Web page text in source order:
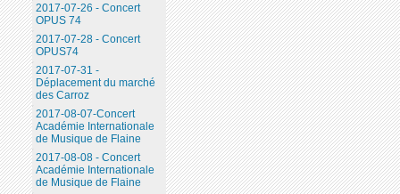
2017-07-26 - Concert
OPUS 74
2017-07-28 - Concert
OPUS74
2017-07-31 -
Déplacement du marché
des Carroz
2017-08-07-Concert
Académie Internationale
de Musique de Flaine
2017-08-08 - Concert
Académie Internationale
de Musique de Flaine